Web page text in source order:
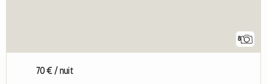
8
70 € / nuit